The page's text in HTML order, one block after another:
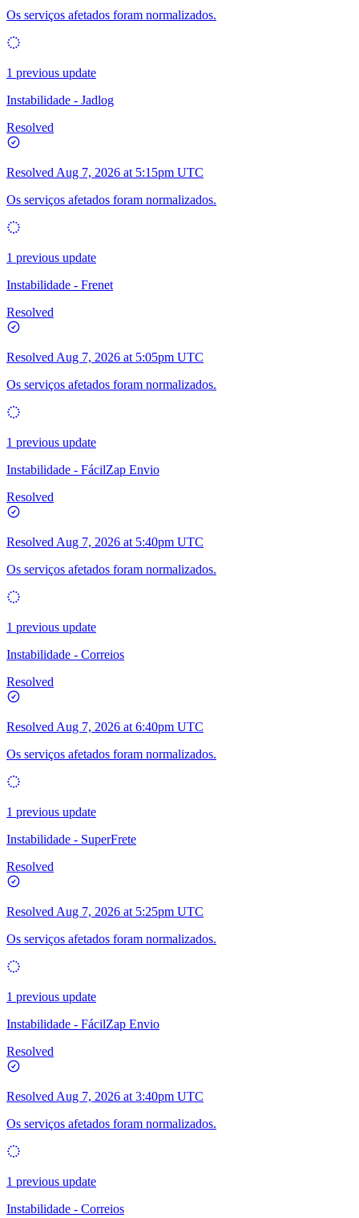
Os serviços afetados foram normalizados.
1 previous update
Instabilidade - Jadlog
Resolved
Resolved Aug 7, 2026 at 5:15pm UTC
Os serviços afetados foram normalizados.
1 previous update
Instabilidade - Frenet
Resolved
Resolved Aug 7, 2026 at 5:05pm UTC
Os serviços afetados foram normalizados.
1 previous update
Instabilidade - FácilZap Envio
Resolved
Resolved Aug 7, 2026 at 5:40pm UTC
Os serviços afetados foram normalizados.
1 previous update
Instabilidade - Correios
Resolved
Resolved Aug 7, 2026 at 6:40pm UTC
Os serviços afetados foram normalizados.
1 previous update
Instabilidade - SuperFrete
Resolved
Resolved Aug 7, 2026 at 5:25pm UTC
Os serviços afetados foram normalizados.
1 previous update
Instabilidade - FácilZap Envio
Resolved
Resolved Aug 7, 2026 at 3:40pm UTC
Os serviços afetados foram normalizados.
1 previous update
Instabilidade - Correios